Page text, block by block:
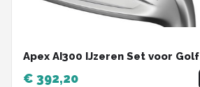
Apex AI300 IJzeren Set voor Golf
€ 392,20